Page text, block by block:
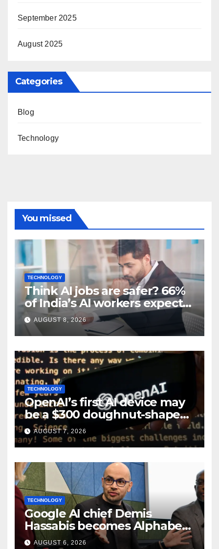
September 2025
August 2025
Categories
Blog
Technology
You missed
TECHNOLOGY
Think AI jobs are safer? 66%
of India’s AI workers expect
layoffs
AUGUST 8, 2026
TECHNOLOGY
OpenAI’s first AI device may
be a $300 doughnut-shaped
smart speaker: Report
AUGUST 7, 2026
TECHNOLOGY
Google AI chief Demis
Hassabis becomes Alphabet
chief scientist in leadership
AUGUST 6, 2026